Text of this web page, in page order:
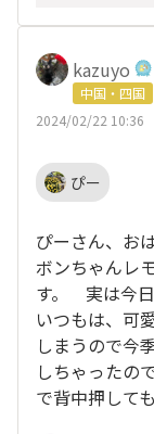
kazuyo
中国・四国
2024/02/22 10:36
ぴー
ぴーさん、お
ボンちゃんレ
す。 実は今日
いつもは、可
しまうので今
しちゃったの
で背中押して